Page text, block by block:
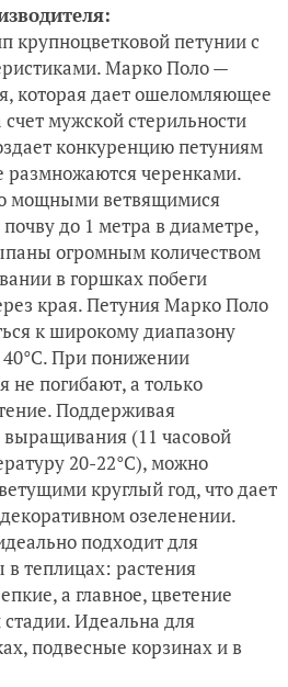
крупноцветковой петунии с
Марко Поло —
которая дает ошеломляющее
счет мужской стерильности
конкуренцию петуниям
черенками.
мощными ветвящимися
до 1 метра в диаметре,
огромным количеством
в горшках побеги
края. Петуния Марко Поло
к широкому диапазону
°С. При понижении
не погибают, а только
Поддерживая
(11 часовой
20-22°С), можно
круглый год, что дает
озеленении.
подходит для
в теплицах: растения
а главное, цветение
Идеальна для
подвесные корзинах и в